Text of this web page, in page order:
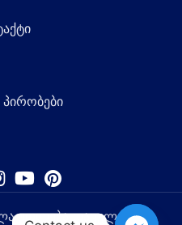
პირობები
უფლება დაცულია